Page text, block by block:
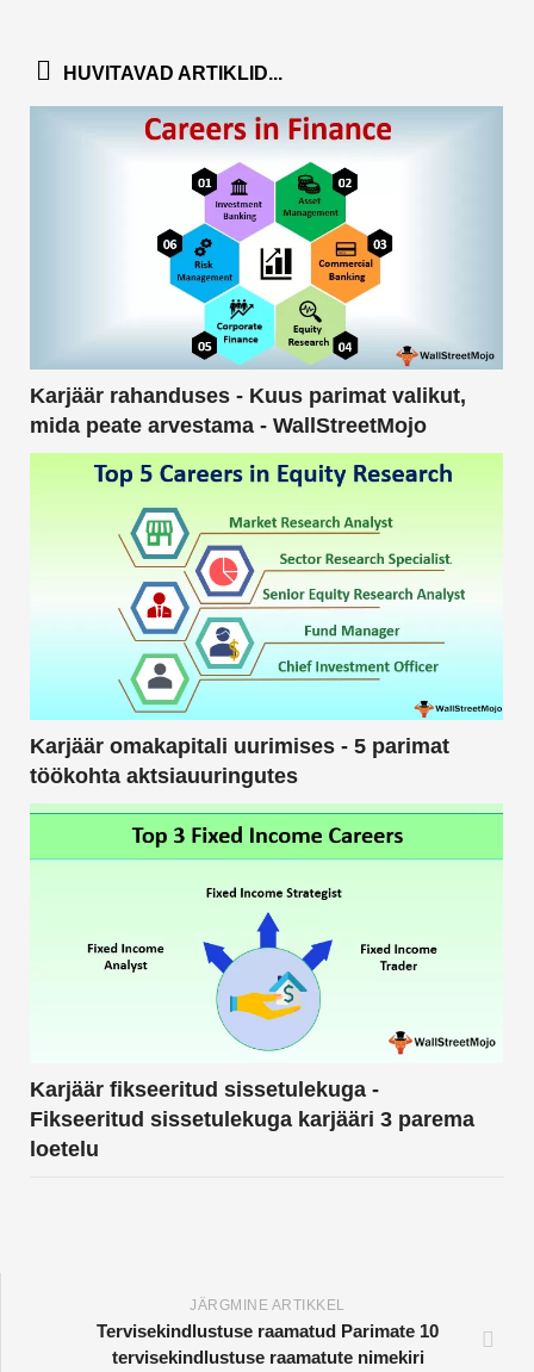
HUVITAVAD ARTIKLID...
Karjäär rahanduses - Kuus parimat valikut,
mida peate arvestama - WallStreetMojo
Karjäär omakapitali uurimises - 5 parimat
töökohta aktsiauuringutes
Karjäär fikseeritud sissetulekuga -
Fikseeritud sissetulekuga karjääri 3 parema
loetelu
JÄRGMINE ARTIKKEL
Tervisekindlustuse raamatud Parimate 10
tervisekindlustuse raamatute nimekiri